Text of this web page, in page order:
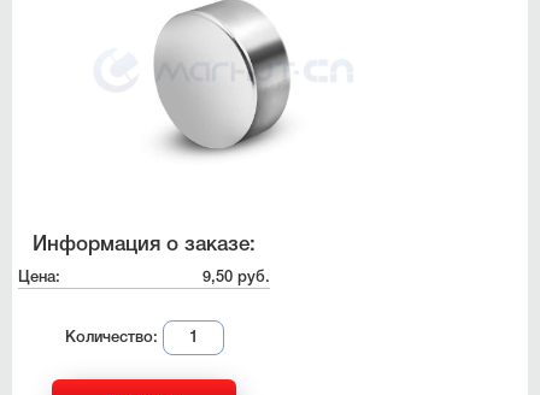
Информация о заказе:
Цена: 9,50 руб.
Количество: